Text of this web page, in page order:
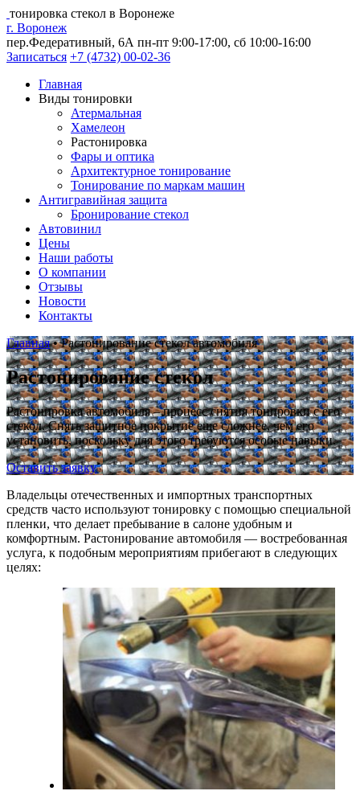
тонировка стекол в Воронеже
г. Воронеж
пер.Федеративный, 6А пн-пт 9:00-17:00, сб 10:00-16:00
Записаться +7 (4732) 00-02-36
Главная
Виды тонировки
Атермальная
Хамелеон
Растонировка
Фары и оптика
Архитектурное тонирование
Тонирование по маркам машин
Антигравийная защита
Бронирование стекол
Автовинил
Цены
Наши работы
О компании
Отзывы
Новости
Контакты
Главная•Растонирование стекол автомобиля
Растонирование стекол
Растонировка автомобиля – процесс снятия тонировки с его
стекол. Снять защитное покрытие еще сложнее, чем его
установить, поскольку для этого требуются особые навыки.
Оставить заявку
Владельцы отечественных и импортных транспортных
средств часто используют тонировку с помощью специальной
пленки, что делает пребывание в салоне удобным и
комфортным. Растонирование автомобиля — востребованная
услуга, к подобным мероприятиям прибегают в следующих
целях: